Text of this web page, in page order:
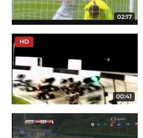
02:17
HD
00:41